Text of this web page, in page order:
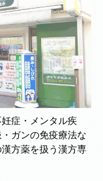
症・メンタル疾
ガンの免疫療法な
方薬を扱う漢方専